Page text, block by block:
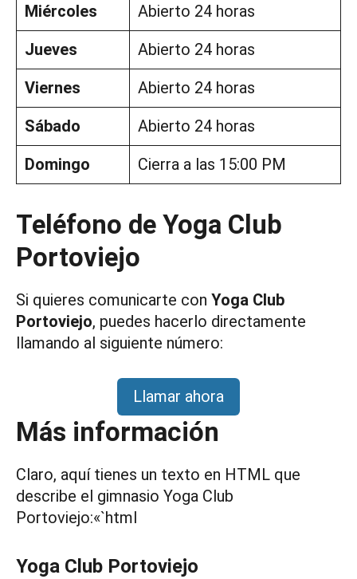
Miércoles
Abierto 24 horas
Jueves
Abierto 24 horas
Viernes
Abierto 24 horas
Sábado
Abierto 24 horas
Domingo
Cierra a las 15:00 PM
Teléfono de Yoga Club
Portoviejo
Si quieres comunicarte con Yoga Club
Portoviejo, puedes hacerlo directamente
llamando al siguiente número:
Llamar ahora
Más información
Claro, aquí tienes un texto en HTML que
describe el gimnasio Yoga Club
Portoviejo:«`html
Yoga Club Portoviejo